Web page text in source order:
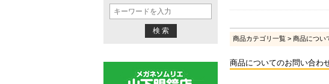
商品カテゴリ一覧 > 商品につい
商品についてのお問い合わ